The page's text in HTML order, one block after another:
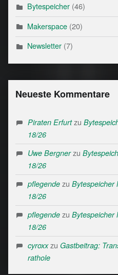
Bytespeicher(46)
Makerspace(20)
Newsletter(7)
Neueste Kommentare
Piraten Erfurtzu
18/26
Uwe Bergnerzu
18/26
pflegendezu Bytespeicher
18/26
pflegendezu Bytespeicher
18/26
cyroxxzu Gastbeitrag:
rathole